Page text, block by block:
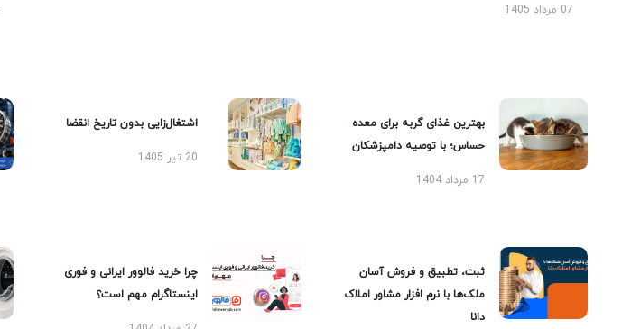
07 مرداد 1405
بهترین غذای گربه برای معده
حساس؛ با توصیه دامپزشکان
17 مرداد 1404
اشتغال‌زایی بدون تاریخ انقضا
20 تیر 1405
ثبت، تطبیق و فروش آسان
ملک‌ها با نرم افزار مشاور املاک
دانا
چرا خرید فالوور ایرانی و فوری
اینستاگرام مهم است؟